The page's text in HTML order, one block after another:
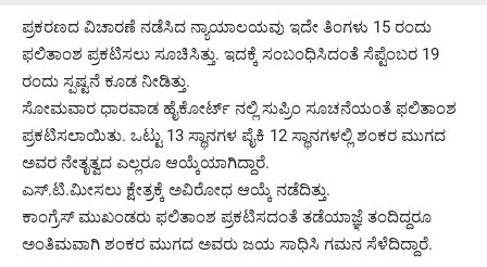
ಪ್ರಕರಣದ ವಿಚಾರಣೆ ನಡೆಸಿದ ನ್ಯಾಯಾಲಯವು ಇದೇ ತಿಂಗಳು 15 ರಂದು
ಫಲಿತಾಂಶ ಪ್ರಕಟಿಸಲು ಸೂಚಿಸಿತ್ತು. ಇದಕ್ಕೆ ಸಂಬಂಧಿಸಿದಂತೆ ‌ಸೆಪ್ಟೆಂಬರ 19
ರಂದು ಸ್ಪಷ್ಟನೆ ಕೂಡ ನೀಡಿತ್ತು.
ಸೋಮವಾರ ಧಾರವಾಡ ಹೈಕೋರ್ಟ್ ನಲ್ಲಿ ಸುಪ್ರಿಂ ಸೂಚನೆಯಂತೆ ಫಲಿತಾಂಶ
ಪ್ರಕಟಿಸಲಾಯಿತು. ಒಟ್ಟು 13 ಸ್ಥಾನಗಳ ಪೈಕಿ 12 ಸ್ಥಾನಗಳಲ್ಲಿ ಶಂಕರ‌ ಮುಗದ
ಅವರ ನೇತೃತ್ವದ ಎಲ್ಲರೂ ಆಯ್ಕೆಯಾಗಿದ್ದಾರೆ.
ಎಸ್.ಟಿ.ಮೀಸಲು ಕ್ಷೇತ್ರಕ್ಕೆ ಅವಿರೋಧ ಆಯ್ಕೆ ನಡೆದಿತ್ತು.
ಕಾಂಗ್ರೆಸ್ ಮುಖಂಡರು ಫಲಿತಾಂಶ ಪ್ರಕಟಿಸದಂತೆ ತಡೆಯಾಜ್ಞೆ ತಂದಿದ್ದರೂ
ಅಂತಿಮವಾಗಿ ಶಂಕರ ಮುಗದ ಅವರು ಜಯ ಸಾಧಿಸಿ ಗಮನ ಸೆಳೆದಿದ್ದಾರೆ.